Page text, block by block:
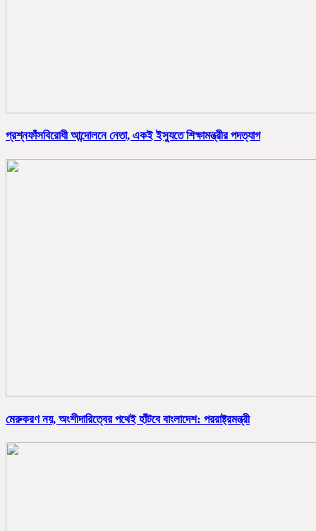
প্রশ্নফাঁসবিরোধী আন্দোলনে নেতা, একই ইস্যুতে শিক্ষামন্ত্রীর পদত্যাগ
মেরুকরণ নয়, অংশীদারিত্বের পথেই হাঁটবে বাংলাদেশ: পররাষ্ট্রমন্ত্রী